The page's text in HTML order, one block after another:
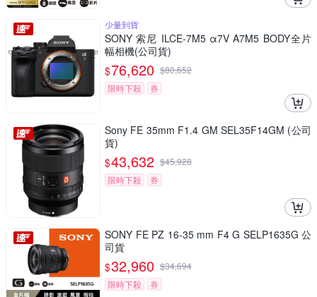
少量到貨
SONY 索尼 ILCE-7M5 α7V A7M5 BODY全片
幅相機(公司貨)
$76,620 $80,652
限時下殺
券
Sony FE 35mm F1.4 GM SEL35F14GM (公司
貨)
$43,632 $45,928
限時下殺
券
SONY FE PZ 16-35 mm F4 G SELP1635G 公
司貨
$32,960 $34,694
限時下殺
券